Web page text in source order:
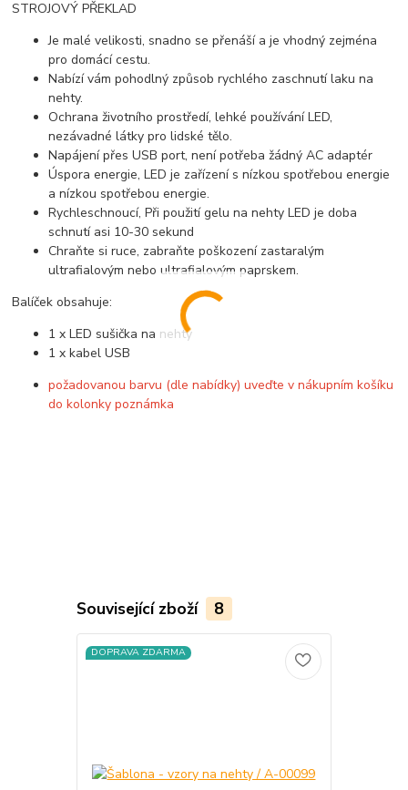
STROJOVÝ PŘEKLAD
Je malé velikosti, snadno se přenáší a je vhodný zejména
pro domácí cestu.
Nabízí vám pohodlný způsob rychlého zaschnutí laku na
nehty.
Ochrana životního prostředí, lehké používání LED,
nezávadné látky pro lidské tělo.
Napájení přes USB port, není potřeba žádný AC adaptér
Úspora energie, LED je zařízení s nízkou spotřebou energie
a nízkou spotřebou energie.
Rychleschnoucí, Při použití gelu na nehty LED je doba
schnutí asi 10-30 sekund
Chraňte si ruce, zabraňte poškození zastaralým
ultrafialovým nebo ultrafialovým paprskem.
Balíček obsahuje:
1 x LED sušička na nehty
1 x kabel USB
požadovanou barvu (dle nabídky) uveďte v nákupním košíku
do kolonky poznámka
Související zboží 8
DOPRAVA ZDARMA